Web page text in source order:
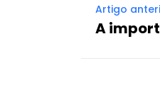
Artigo
A